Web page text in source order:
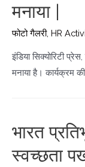
मनाया |
फोटो गैलरी, HR
इंडिया सिक्योरिटी
मनाया है। कार्यक्रम
भारत
स्वच्छता